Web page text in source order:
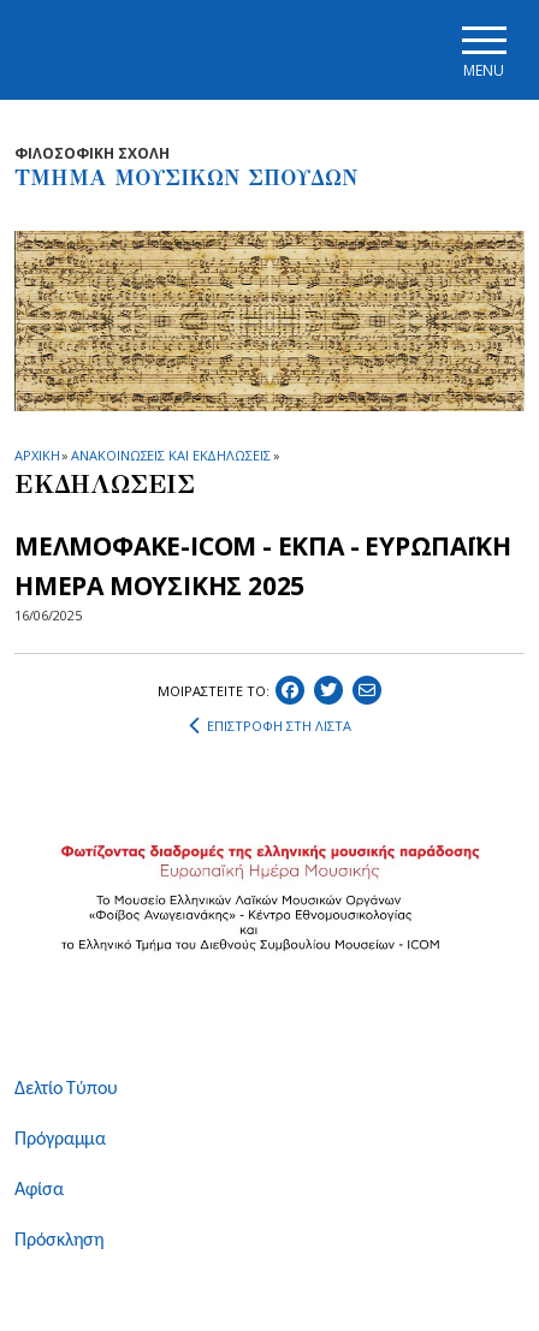
MENU
ΦΙΛΟΣΟΦΙΚΗ ΣΧΟΛΗ
ΤΜΗΜΑ ΜΟΥΣΙΚΩΝ ΣΠΟΥΔΩΝ
ΑΡΧΙΚΗ» ΑΝΑΚΟΙΝΩΣΕΙΣ ΚΑΙ ΕΚΔΗΛΩΣΕΙΣ»
ΕΚΔΗΛΩΣΕΙΣ
MΕΛΜΟΦΑΚΕ-ΙCOM - EKΠΑ - ΕΥΡΩΠΑΪΚΗ
ΗΜΕΡΑ ΜΟΥΣΙΚΗΣ 2025
16/06/2025
ΜΟΙΡΑΣΤEIΤΕ ΤΟ:
ΕΠΙΣΤΡΟΦΗ ΣΤΗ ΛΙΣΤΑ
Δελτίο Τύπου
Πρόγραμμα
Αφίσα
Πρόσκληση